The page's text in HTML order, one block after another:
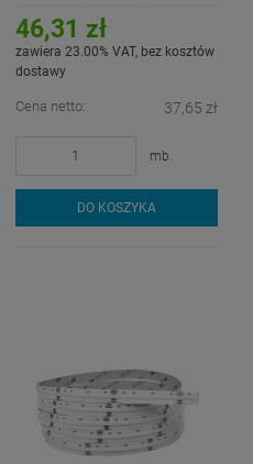
CRI90+
46,31 zł
zawiera 23.00% VAT, bez kosztów
dostawy
Cena netto: 37,65 zł
mb.
DO KOSZYKA